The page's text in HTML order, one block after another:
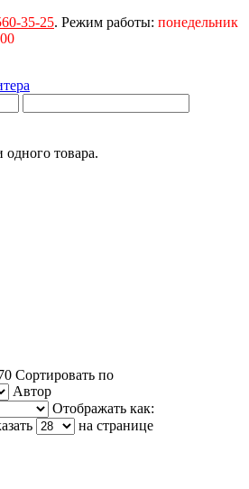
35-25. Режим работы: понедельник
товара.
Сортировать по
Автор
Отображать как:
на странице